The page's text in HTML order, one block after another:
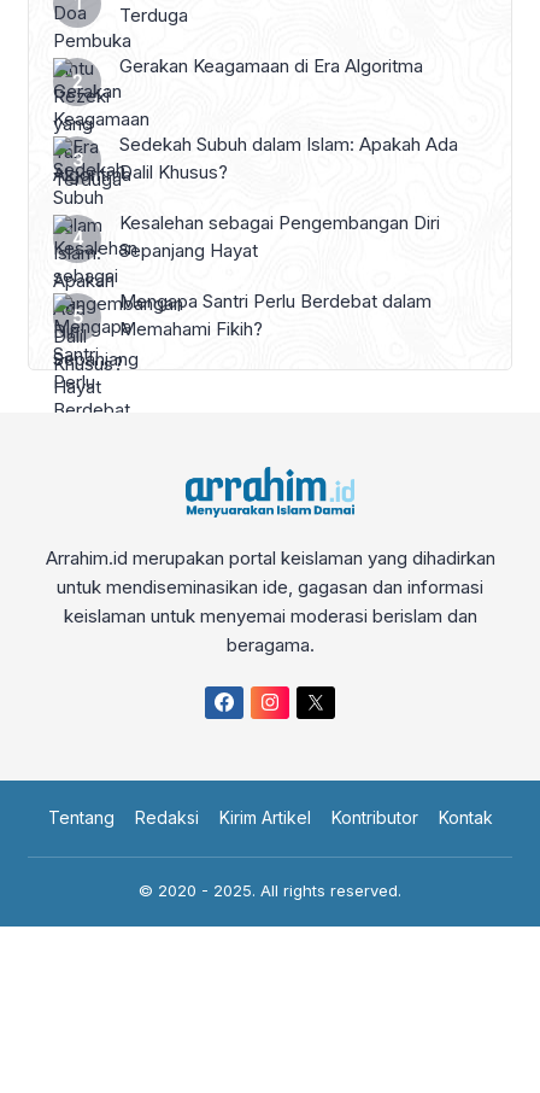
Terduga
Gerakan Keagamaan di Era Algoritma
Sedekah Subuh dalam Islam: Apakah Ada
Dalil Khusus?
Kesalehan sebagai Pengembangan Diri
Sepanjang Hayat
Mengapa Santri Perlu Berdebat dalam
Memahami Fikih?
Arrahim.id merupakan portal keislaman yang dihadirkan
untuk mendiseminasikan ide, gagasan dan informasi
keislaman untuk menyemai moderasi berislam dan
beragama.
Tentang Redaksi Kirim Artikel Kontributor Kontak
© 2020 - 2025. All rights reserved.